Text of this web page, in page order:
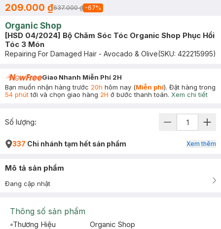
209.000 ₫637.000 ₫ -67%
Organic Shop
[HSD 04/2024] Bộ Chăm Sóc Tóc Organic Shop Phục Hồi
Tóc 3 Món
Repairing For Damaged Hair - Avocado & Olive(SKU: 422215995)
Giao Nhanh Miễn Phí 2H
Bạn muốn nhận hàng trước 20h hôm nay (Miễn phí). Đặt hàng trong
54 phúttới và chọn giao hàng 2H ở bước thanh toán. Xem chi tiết
Số lượng:
337 Chi nhánh tạm hết sản phẩm Xem thêm
Mô tả sản phẩm
Đang cập nhật
Thông số sản phẩm
Thương Hiệu
Organic Shop